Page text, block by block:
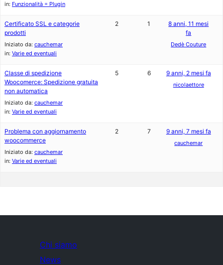
in: Funzionalità = Plugin
Certificato SSL e categorie
prodotti
Iniziato da: cauchemar
in: Varie ed eventuali
2 1
8 anni, 11 mesi
fa
Dedè Couture
Classe di spedizione
Woocomerce: Spedizione gratuita
non automatica
Iniziato da: cauchemar
in: Varie ed eventuali
5 6 9 anni, 2 mesi fa
nicolaettore
Problema con aggiornamento
woocommerce
Iniziato da: cauchemar
in: Varie ed eventuali
2 7 9 anni, 7 mesi fa
cauchemar
Chi siamo
News